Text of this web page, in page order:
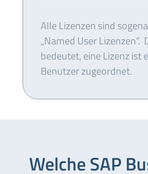
Alle Lizenzen sind
„Named User Lizenzen“.
bedeutet, eine Lizenz ist
Benutzer zugeordnet.
Welche SAP